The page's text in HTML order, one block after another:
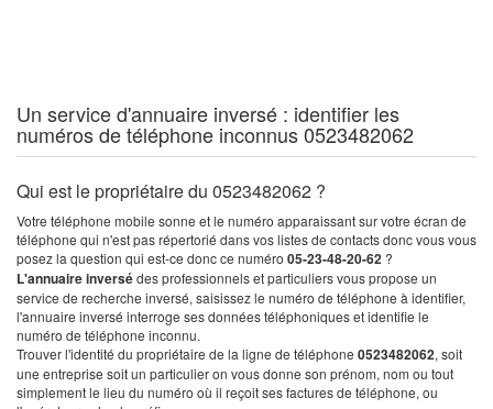
Un service d'annuaire inversé : identifier les
numéros de téléphone inconnus 0523482062
Qui est le propriétaire du 0523482062 ?
Votre téléphone mobile sonne et le numéro apparaissant sur votre écran de
téléphone qui n'est pas répertorié dans vos listes de contacts donc vous vous
posez la question qui est-ce donc ce numéro 05-23-48-20-62 ?
L'annuaire inversédes professionnels et particuliers vous propose un
service de recherche inversé, saisissez le numéro de téléphone à identifier,
l'annuaire inversé interroge ses données téléphoniques et identifie le
numéro de téléphone inconnu.
Trouver l'identité du propriétaire de la ligne de téléphone 0523482062, soit
une entreprise soit un particulier on vous donne son prénom, nom ou tout
simplement le lieu du numéro où il reçoit ses factures de téléphone, ou